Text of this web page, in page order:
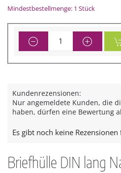
Mindestbestellmenge: 1 Stück
Kundenrezensionen:
Nur angemeldete Kunden, die
haben, dürfen eine Bewertung
Es gibt noch keine
Briefhülle DIN lang